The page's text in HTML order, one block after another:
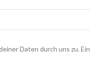
Daten durch uns zu. Ein